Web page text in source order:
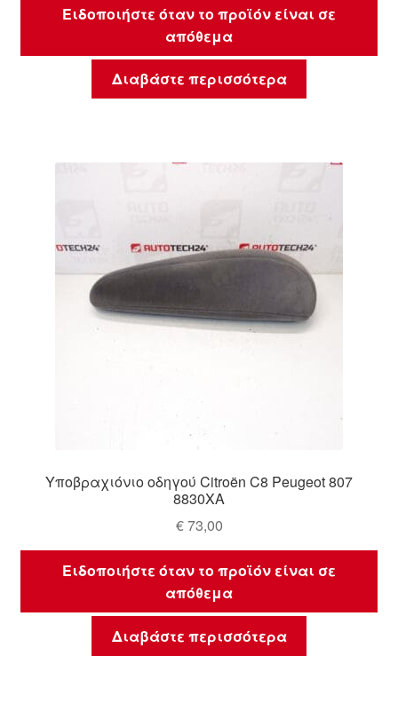
Ειδοποιήστε όταν το προϊόν είναι σε
απόθεμα
Διαβάστε περισσότερα
Υποβραχιόνιο οδηγού Citroën C8 Peugeot 807
8830XA
€73,00
Ειδοποιήστε όταν το προϊόν είναι σε
απόθεμα
Διαβάστε περισσότερα